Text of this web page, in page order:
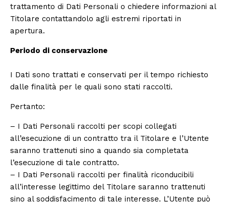
trattamento di Dati Personali o chiedere informazioni al
Titolare contattandolo agli estremi riportati in
apertura.
Periodo di conservazione
I Dati sono trattati e conservati per il tempo richiesto
dalle finalità per le quali sono stati raccolti.
Pertanto:
– I Dati Personali raccolti per scopi collegati
all’esecuzione di un contratto tra il Titolare e l’Utente
saranno trattenuti sino a quando sia completata
l’esecuzione di tale contratto.
– I Dati Personali raccolti per finalità riconducibili
all’interesse legittimo del Titolare saranno trattenuti
sino al soddisfacimento di tale interesse. L’Utente può